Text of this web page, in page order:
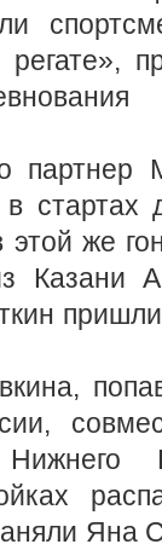
регате»,
партнер
стартах
этой же
Казани
Яна